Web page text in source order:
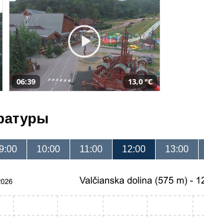
06:39 13,0 °C
10:00 11:00 12:00 13:00